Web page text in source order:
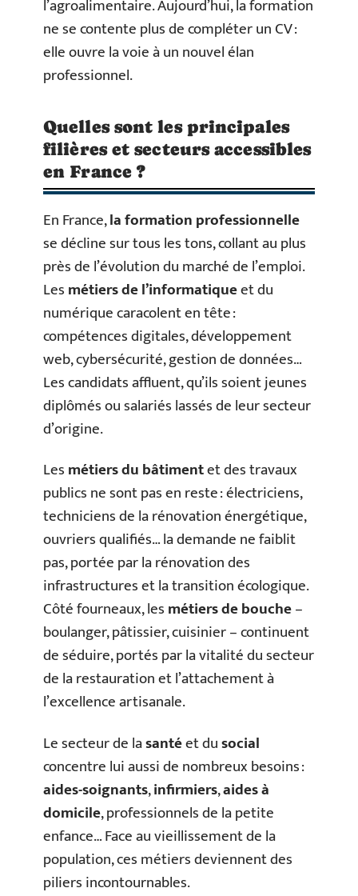
l’agroalimentaire. Aujourd’hui, la formation
ne se contente plus de compléter un CV :
elle ouvre la voie à un nouvel élan
professionnel.
Quelles sont les principales
filières et secteurs accessibles
en France ?
En France,la formation professionnelle
se décline sur tous les tons, collant au plus
près de l’évolution du marché de l’emploi.
Lesmétiers de l’informatiqueet du
numérique caracolent en tête :
compétences digitales, développement
web, cybersécurité, gestion de données…
Les candidats affluent, qu’ils soient jeunes
diplômés ou salariés lassés de leur secteur
d’origine.
Lesmétiers du bâtimentet des travaux
publics ne sont pas en reste : électriciens,
techniciens de la rénovation énergétique,
ouvriers qualifiés… la demande ne faiblit
pas, portée par la rénovation des
infrastructures et la transition écologique.
Côté fourneaux, lesmétiers de bouche–
boulanger, pâtissier, cuisinier – continuent
de séduire, portés par la vitalité du secteur
de la restauration et l’attachement à
l’excellence artisanale.
Le secteur de lasantéet dusocial
concentre lui aussi de nombreux besoins :
aides-soignants,infirmiers,aides à
domicile, professionnels de la petite
enfance… Face au vieillissement de la
population, ces métiers deviennent des
piliers incontournables.